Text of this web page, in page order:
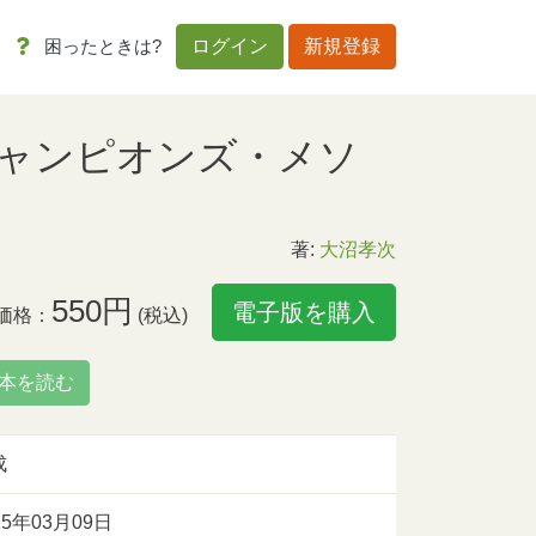
困ったときは? ログイン 新規登録
ンピオンズ・メソ
著: 大沼孝次
格： 550円 (税込) 電子版を購入
を読む
年03月09日